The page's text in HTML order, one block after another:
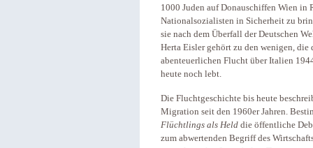
1000 Juden auf Donauschiffen Wien in
Nationalsozialisten in Sicherheit zu
sie nach dem Überfall der Deutschen
Herta Eisler gehört zu den wenigen,
abenteuerlichen Flucht über Italien
heute noch lebt.
Die Fluchtgeschichte bis heute
Migration seit den 1960er Jahren.
Flüchtlings als Held die öffentliche
zum abwertenden Begriff des